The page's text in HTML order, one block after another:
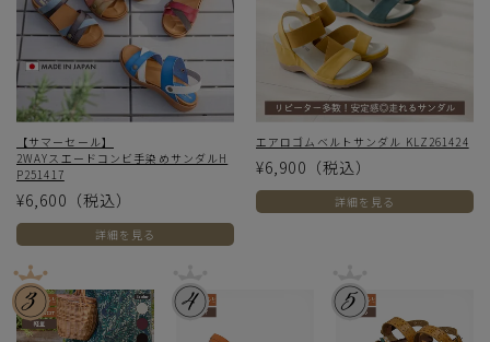
【サマーセール】
2WAYスエードコンビ手染めサンダルH
P251417
¥6,600 （税込）
詳細を見る
エアロゴムベルトサンダル KLZ261424
¥6,900 （税込）
詳細を見る